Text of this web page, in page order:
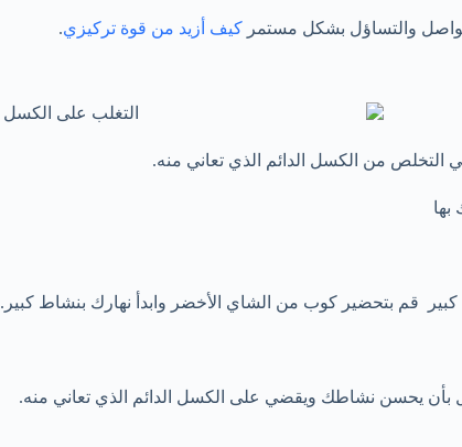
والتساؤل بشكل مستمر كيف أزيد من قوة تركيزي.
التخلص من الكسل الدائم الذي تعاني منه.
قم بتحضير كوب من الشاي الأخضر وابدأ نهارك بنشاط كبير.